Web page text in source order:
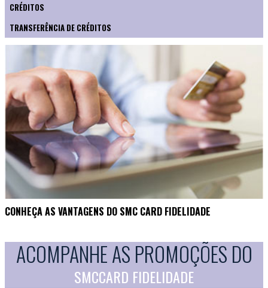
CRÉDITOS
TRANSFERÊNCIA DE CRÉDITOS
CONHEÇA AS VANTAGENS DO SMC CARD FIDELIDADE
ACOMPANHE AS PROMOÇÕES DO
SMCCARD FIDELIDADE